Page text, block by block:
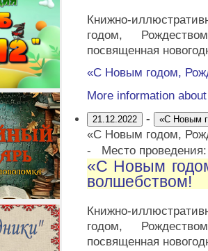
Книжно-
годом,
посвященная
«С Новым годом,
More information
21.12.2022 - «С Новым
«С Новым годом,
-
Место
«С Новым
волшебством!
Книжно-
годом,
посвященная